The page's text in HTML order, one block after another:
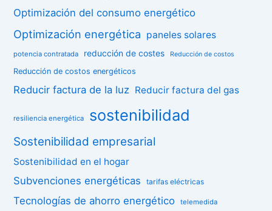
Optimización del consumo energético
Optimización energética paneles solares
potencia contratada reducción de costes Reducción de costos
Reducción de costos energéticos
Reducir factura de la luz Reducir factura del gas
resiliencia energética sostenibilidad
Sostenibilidad empresarial
Sostenibilidad en el hogar
Subvenciones energéticas tarifas eléctricas
Tecnologías de ahorro energético telemedida